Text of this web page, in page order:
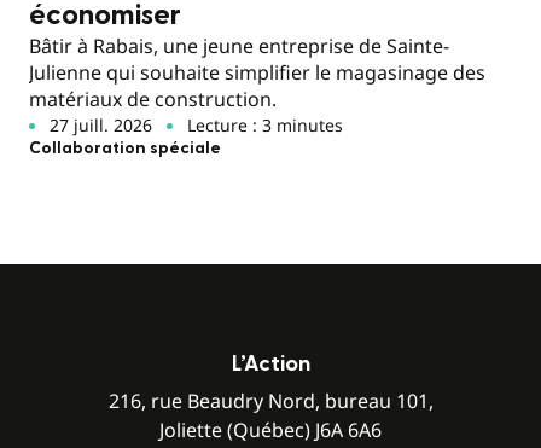
économiser
Bâtir à Rabais, une jeune entreprise de Sainte-
Julienne qui souhaite simplifier le magasinage des
matériaux de construction.
27 juill. 2026 Lecture : 3 minutes
Collaboration spéciale
L’Action
216, rue Beaudry Nord, bureau 101,
Joliette (Québec) J6A 6A6